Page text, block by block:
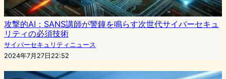
攻撃的AI：SANS講師が警鐘を鳴らす次世代サイバーセキュ
リティの必須技術
サイバーセキュリティニュース
2024年7月27日22:52